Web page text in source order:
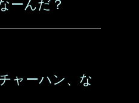
ーんだ？
ャーハン、な